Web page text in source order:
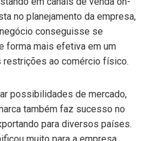
no planejamento da empresa,
conseguisse se
forma mais efetiva em um
ao comércio físico.
possibilidades de mercado,
também faz sucesso no
para diversos países.